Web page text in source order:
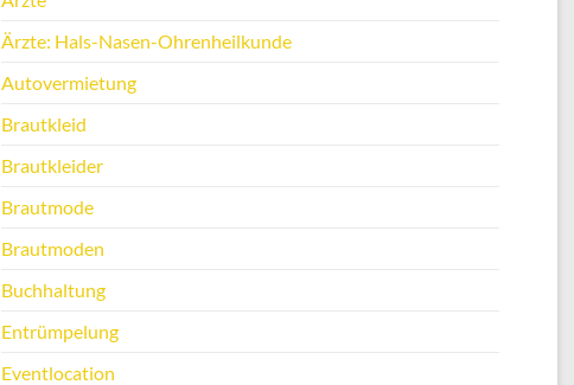
Ärzte: Hals-Nasen-Ohrenheilkunde
Autovermietung
Brautkleid
Brautkleider
Brautmode
Brautmoden
Buchhaltung
Entrümpelung
Eventlocation